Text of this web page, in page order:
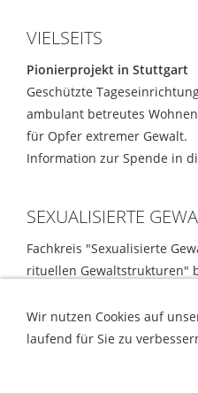
VIELSEITS
Pionierprojekt in Stuttgart
Geschützte
ambulant betreutes Wohnen
für Opfer extremer Gewalt.
Information zur Spende in
SEXUALISIERTE
Fachkreis "Sexualisierte
rituellen Gewaltstrukturen"
Wir nutzen Cookies auf
laufend für Sie zu